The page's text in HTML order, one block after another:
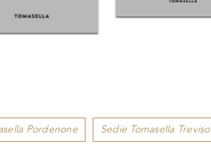
Pordenone Sedie Tomasella Treviso